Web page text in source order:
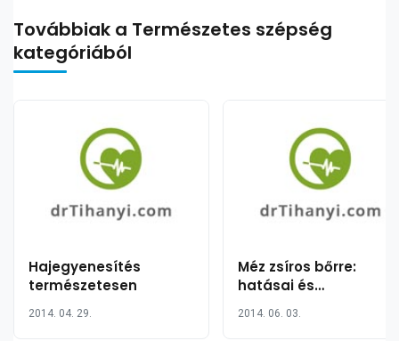
Továbbiak a Természetes szépség
kategóriából
Hajegyenesítés
természetesen
2014. 04. 29.
Méz zsíros bőrre:
hatásai és
2014. 06. 03.